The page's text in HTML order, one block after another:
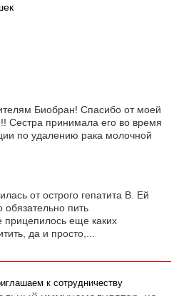
Биобран! Спасибо от моей
Сестра принимала его во время
по удалению рака молочной
от острого гепатита В. Ей
обязательно пить
еще каких
да и просто,...
к сотрудничеству